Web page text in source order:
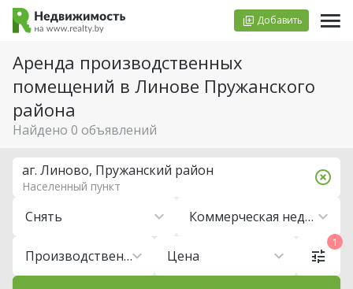
Добавить
Аренда производственных
помещений в Линове Пружанского
района
Найдено 0 объявлений
Снять Коммерческая недвижимость
Производственные помещения Цена
аг. Линово, Пружанский район
Населенный пункт
1